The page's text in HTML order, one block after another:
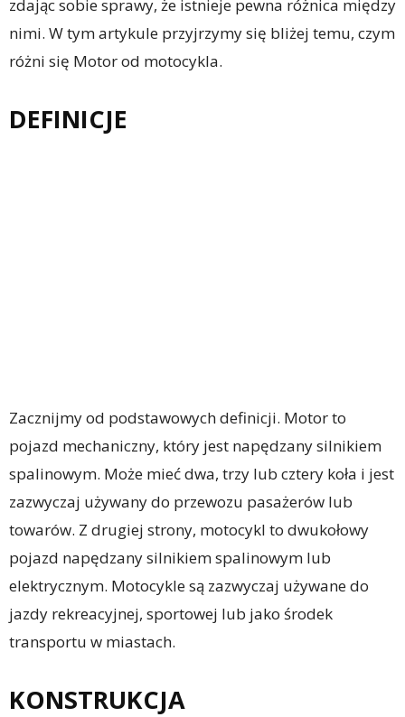
zdając sobie sprawy, że istnieje pewna różnica między
nimi. W tym artykule przyjrzymy się bliżej temu, czym
różni się Motor od motocykla.
DEFINICJE
Zacznijmy od podstawowych definicji. Motor to
pojazd mechaniczny, który jest napędzany silnikiem
spalinowym. Może mieć dwa, trzy lub cztery koła i jest
zazwyczaj używany do przewozu pasażerów lub
towarów. Z drugiej strony, motocykl to dwukołowy
pojazd napędzany silnikiem spalinowym lub
elektrycznym. Motocykle są zazwyczaj używane do
jazdy rekreacyjnej, sportowej lub jako środek
transportu w miastach.
KONSTRUKCJA